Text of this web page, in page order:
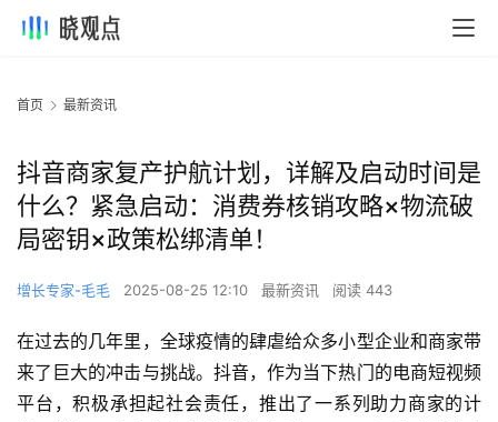
首页 最新资讯
抖音商家复产护航计划，详解及启动时间是
什么？紧急启动：消费券核销攻略×物流破
局密钥×政策松绑清单！
增长专家-毛毛 2025-08-25 12:10 最新资讯 阅读 443
在过去的几年里，全球疫情的肆虐给众多小型企业和商家带
来了巨大的冲击与挑战。抖音，作为当下热门的电商短视频
平台，积极承担起社会责任，推出了一系列助力商家的计